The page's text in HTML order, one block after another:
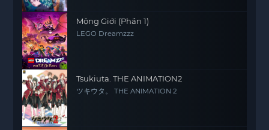
Mộng Giới (Phần 1)
LEGO Dreamzzz
Tsukiuta. THE ANIMATION2
ツキウタ。 THE ANIMATION 2